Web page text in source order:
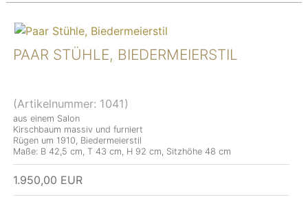
PAAR STÜHLE, BIEDERMEIERSTIL
(Artikelnummer: 1041)
aus einem Salon
Kirschbaum massiv und furniert
Rügen um 1910, Biedermeierstil
Maße: B 42,5 cm, T 43 cm, H 92 cm, Sitzhöhe 48 cm
1.950,00 EUR